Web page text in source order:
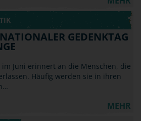
GEDENKTAG
Juni erinnert an die Menschen, die
Häufig werden sie in ihren
MEHR